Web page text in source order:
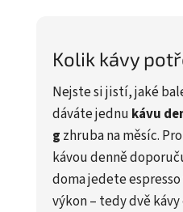
Kolik kávy
Nejste si jistí, jaké
dáváte jednu kávu
g zhruba na měsíc.
kávou denně
doma jedete
výkon – tedy dvě